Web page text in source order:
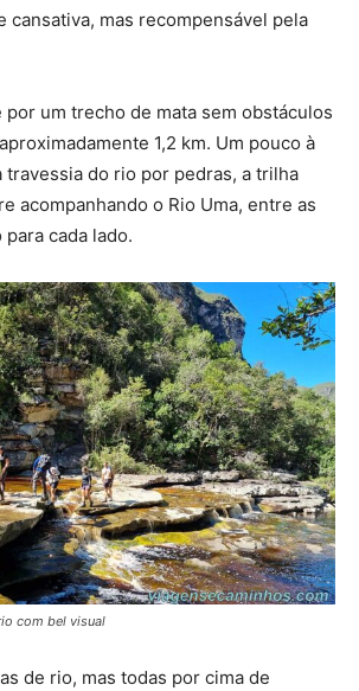
cansativa, mas recompensável pela
por um trecho de mata sem obstáculos
1,2 km. Um pouco à
do rio por pedras, a trilha
acompanhando o Rio Uma, entre as
cada lado.
com bel visual
de rio, mas todas por cima de